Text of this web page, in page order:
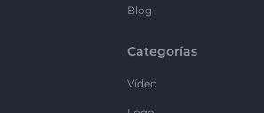
Blog
Categorías
Vídeo